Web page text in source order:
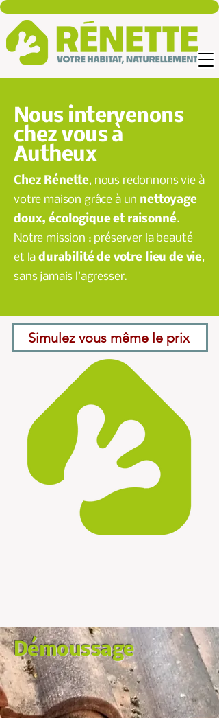
Nous intervenons
chez vous à
Autheux
Chez Rénette, nous redonnons vie à
votre maison grâce à un nettoyage
doux, écologique et raisonné.
Notre mission : préserver la beauté
et ladurabilité de votre lieu de vie,
sans jamais l’agresser.
Simulez vous même le prix
Démoussage